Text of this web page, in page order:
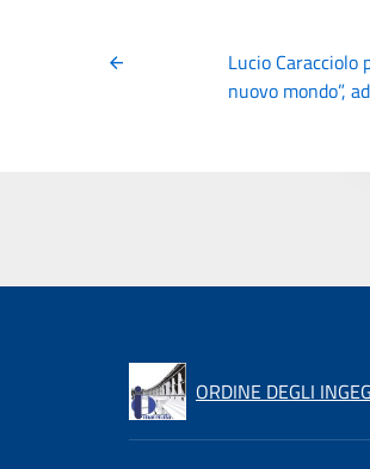
Lucio Caracciolo
nuovo mondo”,
ORDINE DEGLI